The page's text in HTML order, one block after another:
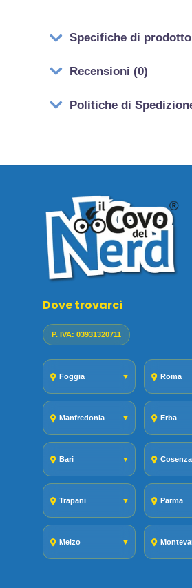
Specifiche di prodotto
Recensioni (0)
Politiche di
Dove trovarci
P. IVA: 03931320711
Foggia ▼ Roma
Manfredonia ▼ Erba
Bari ▼ Cosenza
Trapani ▼ Parma
Melzo ▼